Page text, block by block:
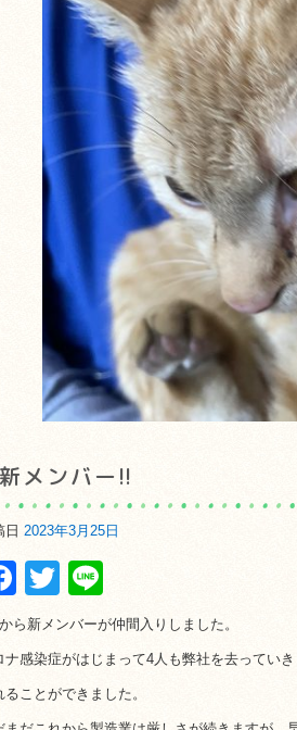
新メンバー!!
日 2023年3月25日
Facebook
Twitter
ら新メンバーが仲間入りしました。
ナ感染症がはじまって4人も弊社を去ってい
ることができました。